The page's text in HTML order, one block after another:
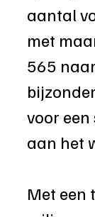
aantal
met
565
voor
aan het
Met een